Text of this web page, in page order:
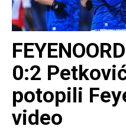
0:2
potopili
video